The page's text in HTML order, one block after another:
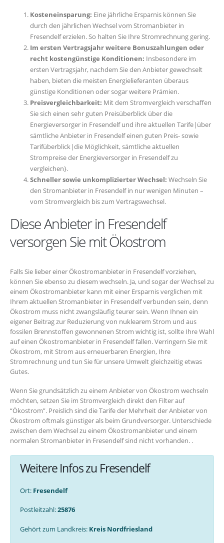
Kosteneinsparung: Eine jährliche Ersparnis können Sie
durch den jährlichen Wechsel vom Stromanbieter in
Fresendelf erzielen. So halten Sie Ihre Stromrechnung gering.
Im ersten Vertragsjahr weitere Bonuszahlungen oder
recht kostengünstige Konditionen: Insbesondere im
ersten Vertragsjahr, nachdem Sie den Anbieter gewechselt
haben, bieten die meisten Energielieferanten überaus
günstige Konditionen oder sogar weitere Prämien.
Preisvergleichbarkeit: Mit dem Stromvergleich verschaffen
Sie sich einen sehr guten Preisüberblick über die
Energieversorger in Fresendelf und ihre aktuellen Tarife|über
sämtliche Anbieter in Fresendelf einen guten Preis- sowie
Tarifüberblick|die Möglichkeit, sämtliche aktuellen
Strompreise der Energieversorger in Fresendelf zu
vergleichen}.
Schneller sowie unkomplizierter Wechsel: Wechseln Sie
den Stromanbieter in Fresendelf in nur wenigen Minuten –
vom Stromvergleich bis zum Vertragswechsel.
Diese Anbieter in Fresendelf
versorgen Sie mit Ökostrom
Falls Sie lieber einer Ökostromanbieter in Fresendelf vorziehen,
können Sie ebenso zu diesem wechseln. Ja, und sogar der Wechsel zu
einem Ökostromanbieter kann mit einer Ersparnis verglichen mit
Ihrem aktuellen Stromanbieter in Fresendelf verbunden sein, denn
Ökostrom muss nicht zwangsläufig teurer sein. Wenn Ihnen ein
eigener Beitrag zur Reduzierung von nuklearem Strom und aus
fossilen Brennstoffen gewonnenen Strom wichtig ist, sollte Ihre Wahl
auf einen Ökostromanbieter in Fresendelf fallen. Verringern Sie mit
Ökostrom, mit Strom aus erneuerbaren Energien, Ihre
Stromrechnung und tun Sie für unsere Umwelt gleichzeitig etwas
Gutes.
Wenn Sie grundsätzlich zu einem Anbieter von Ökostrom wechseln
möchten, setzen Sie im Stromvergleich direkt den Filter auf
“Ökostrom”. Preislich sind die Tarife der Mehrheit der Anbieter von
Ökostrom oftmals günstiger als beim Grundversorger. Unterschiede
zwischen dem Wechsel zu einem Ökostromanbieter und einem
normalen Stromanbieter in Fresendelf sind nicht vorhanden. .
Weitere Infos zu Fresendelf
Ort: Fresendelf
Postleitzahl:25876
Gehört zum Landkreis: Kreis Nordfriesland